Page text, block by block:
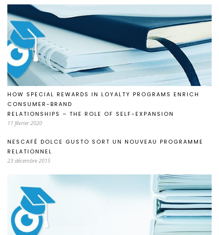
HOW SPECIAL REWARDS IN LOYALTY PROGRAMS ENRICH
CONSUMER-BRAND
RELATIONSHIPS – THE ROLE OF SELF-EXPANSION
11 février 2020
NESCAFÉ DOLCE GUSTO SORT UN NOUVEAU PROGRAMME
RELATIONNEL
23 décembre 2015